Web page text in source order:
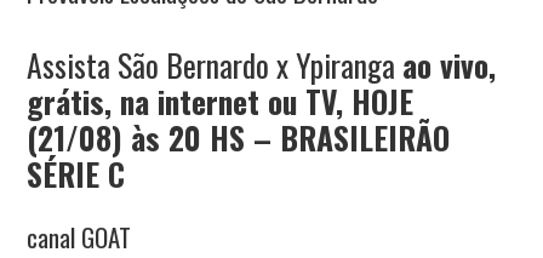
Assista São Bernardo x Ypiranga ao vivo,
grátis, na internet ou TV, HOJE
(21/08) às 20 HS – BRASILEIRÃO
SÉRIE C
canal GOAT